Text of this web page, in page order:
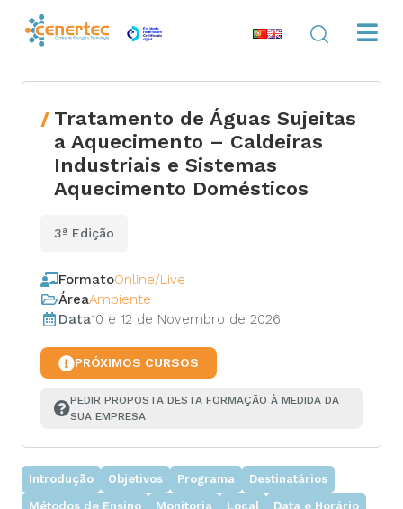
Tratamento de Águas Sujeitas
a Aquecimento – Caldeiras
Industriais e Sistemas
Aquecimento Domésticos
3ª Edição
FormatoOnline/Live
ÁreaAmbiente
Data10 e 12 de Novembro de 2026
PRÓXIMOS CURSOS
PEDIR PROPOSTA DESTA FORMAÇÃO À MEDIDA DA
SUA EMPRESA
Introdução Objetivos Programa
Destinatários
Métodos de Ensino
Monitoria Local
Data e Horário